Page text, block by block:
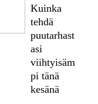
Kuinka
tehdä
puutarhast
asi
viihtyisäm
pi tänä
kesänä